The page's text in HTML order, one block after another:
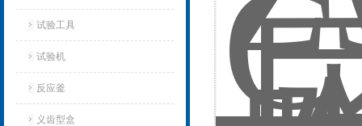
试验工具
试验机‌
反应釜
义齿型盒